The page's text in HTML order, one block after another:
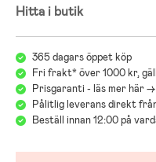
- Rekommenderad ålder: Från
Barnvagnsguide – hitta
Att välja barnvagn kan kännas
märken och funktioner. Vår
blir det enklare att hitta en
Hitta i butik
365 dagars öppet köp
Fri frakt* över 1000 kr,
Prisgaranti - läs mer här ->
Pålitlig leverans direkt
Beställ innan 12:00 på